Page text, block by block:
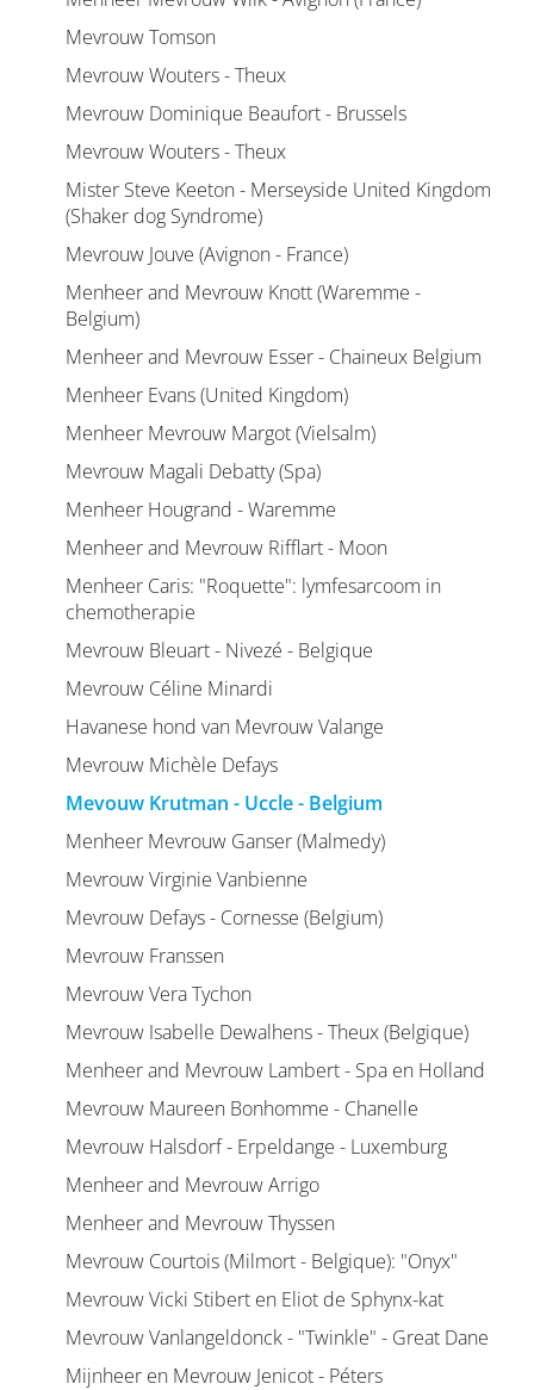
Mevrouw Tomson
Mevrouw Wouters - Theux
Mevrouw Dominique Beaufort - Brussels
Mevrouw Wouters - Theux
Mister Steve Keeton - Merseyside United Kingdom
(Shaker dog Syndrome)
Mevrouw Jouve (Avignon - France)
Menheer and Mevrouw Knott (Waremme -
Belgium)
Menheer and Mevrouw Esser - Chaineux Belgium
Menheer Evans (United Kingdom)
Menheer Mevrouw Margot (Vielsalm)
Mevrouw Magali Debatty (Spa)
Menheer Hougrand - Waremme
Menheer and Mevrouw Rifflart - Moon
Menheer Caris: "Roquette": lymfesarcoom in
chemotherapie
Mevrouw Bleuart - Nivezé - Belgique
Mevrouw Céline Minardi
Havanese hond van Mevrouw Valange
Mevrouw Michèle Defays
Mevouw Krutman - Uccle - Belgium
Menheer Mevrouw Ganser (Malmedy)
Mevrouw Virginie Vanbienne
Mevrouw Defays - Cornesse (Belgium)
Mevrouw Franssen
Mevrouw Vera Tychon
Mevrouw Isabelle Dewalhens - Theux (Belgique)
Menheer and Mevrouw Lambert - Spa en Holland
Mevrouw Maureen Bonhomme - Chanelle
Mevrouw Halsdorf - Erpeldange - Luxemburg
Menheer and Mevrouw Arrigo
Menheer and Mevrouw Thyssen
Mevrouw Courtois (Milmort - Belgique): "Onyx"
Mevrouw Vicki Stibert en Eliot de Sphynx-kat
Mevrouw Vanlangeldonck - "Twinkle" - Great Dane
Mijnheer en Mevrouw Jenicot - Péters